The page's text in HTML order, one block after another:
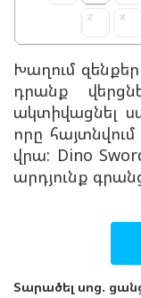
Խաղում
դրանք
ակտիվացնել
որը
վրա: Dino
արդյունք
Տարածել սոց.